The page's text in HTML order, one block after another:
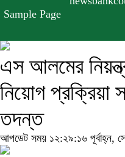
Sample Page
এস আলমের
নিয়োগ প্রক্রিয়া
তদন্ত
আপডেট সময় ১২:২৯:১৬ পূর্বাহ্ন,